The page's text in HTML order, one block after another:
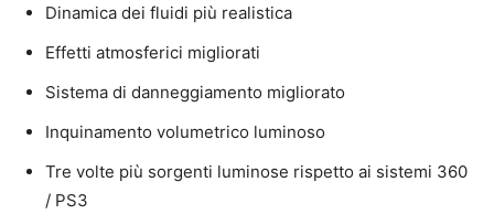
Dinamica dei fluidi più realistica
Effetti atmosferici migliorati
Sistema di danneggiamento migliorato
Inquinamento volumetrico luminoso
Tre volte più sorgenti luminose rispetto ai sistemi 360
/ PS3